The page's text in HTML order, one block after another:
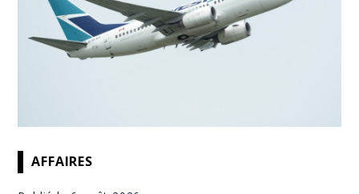
AFFAIRES